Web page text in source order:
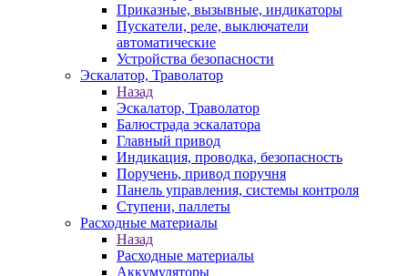
Приказные, вызывные, индикаторы
Пускатели, реле, выключатели
автоматические
Устройства безопасности
Эскалатор, Траволатор
Назад
Эскалатор, Траволатор
Балюстрада эскалатора
Главный привод
Индикация, проводка, безопасность
Поручень, привод поручня
Панель управления, системы контроля
Ступени, паллеты
Расходные материалы
Назад
Расходные материалы
Аккумуляторы